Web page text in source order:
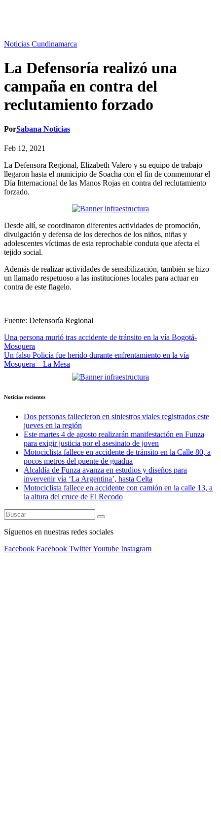
Noticias Cundinamarca
La Defensoría realizó una
campaña en contra del
reclutamiento forzado
PorSabana Noticias
Feb 12, 2021
La Defensora Regional, Elizabeth Valero y su equipo de trabajo
llegaron hasta el municipio de Soacha con el fin de conmemorar el
Día Internacional de las Manos Rojas en contra del reclutamiento
forzado.
Desde allí, se coordinaron diferentes actividades de promoción,
divulgación y defensa de los derechos de los niños, niñas y
adolescentes víctimas de esta reprochable conduta que afecta el
tejido social.
Además de realizar actividades de sensibilización, también se hizo
un llamado respetuoso a las instituciones locales para actuar en
contra de este flagelo.
Fuente: Defensoría Regional
Navegación
de
entradas
Una persona murió tras accidente de tránsito en la vía Bogotá-
Mosquera
Un falso Policía fue herido durante enfrentamiento en la vía
Mosquera – La Mesa
Noticias recientes
Dos personas fallecieron en siniestros viales registrados este
jueves en la región
Este martes 4 de agosto realizarán manifestación en Funza
para exigir justicia por el asesinato de joven
Motociclista fallece en accidente de tránsito en la Calle 80, a
pocos metros del puente de guadua
Alcaldía de Funza avanza en estudios y diseños para
invervenir vía ‘La Argentina’, hasta Celta
Motociclista fallece en accidente con camión en la calle 13, a
la altura del cruce de El Recodo
Síguenos en nuestras redes sociales
Facebook Facebook TwitterYoutube Instagram